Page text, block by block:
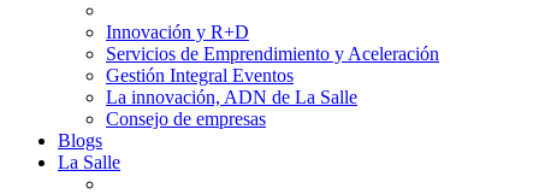
Innovación y R+D
Servicios de Emprendimiento y Aceleración
Gestión Integral Eventos
La innovación, ADN de La Salle
Consejo de empresas
Blogs
La Salle